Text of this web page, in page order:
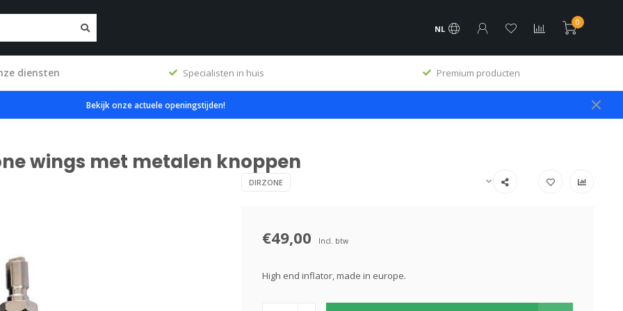
NL
0
diensten Specialisten in huis Premium producten
Bekijk onze actuele openingstijden!
wings met metalen knoppen
DIRZONE
€49,00 Incl. btw
High end inflator, made in europe.